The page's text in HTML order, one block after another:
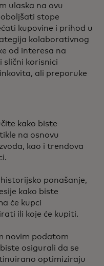
ulaska na ovu
stope
kupovine i prihod u
kolaborativnog
od interesa na
slični korisnici
ali preporuke
kako biste
na osnovu
kao i trendova
ponašanje,
kako biste
će kupci
ili koje će kupiti.
novim podatom
osigurali da se
optimiziraju